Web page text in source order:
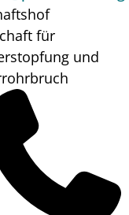
für
und
Sitzungen
dem
dem
vom
aus folgenden